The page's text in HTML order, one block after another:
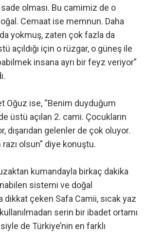
olması. Bu camimiz de o
Cemaat ise memnun. Daha
yokmuş, zaten çok fazla da
açıldığı için o rüzgar, o güneş ile
insana ayrı bir feyz veriyor”
Oğuz ise, “Benim duyduğum
üstü açılan 2. cami. Çocukların
dışarıdan gelenler de çok oluyor.
olsun” diye konuştu.
kumandayla birkaç dakika
sistemi ve doğal
dikkat çeken Safa Camii, sıcak yaz
serin bir ibadet ortamı
de Türkiye’nin en farklı